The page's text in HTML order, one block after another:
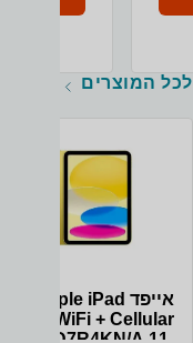
לכל המוצרים
אייפד Apple iPad
2025 WiFi + Cellular
MD7R4KN/A 11-